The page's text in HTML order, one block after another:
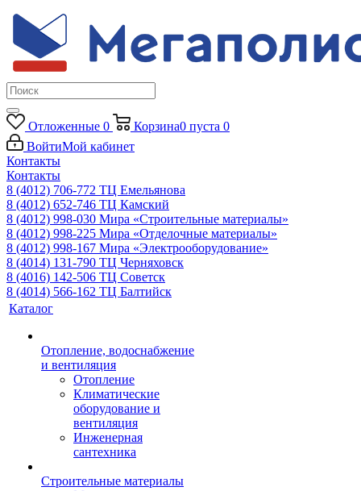
Отложенные 0 Корзина0 пуста 0
ВойтиМой кабинет
Контакты
Контакты
8 (4012) 706-772 ТЦ Емельянова
8 (4012) 652-746 ТЦ Камский
8 (4012) 998-030 Мира «Строительные материалы»
8 (4012) 998-225 Мира «Отделочные материалы»
8 (4012) 998-167 Мира «Электрооборудование»
8 (4014) 131-790 ТЦ Черняховск
8 (4016) 142-506 ТЦ Советск
8 (4014) 566-162 ТЦ Балтийск
Каталог
Отопление, водоснабжение
и вентиляция
Отопление
Климатические
оборудование и
вентиляция
Инженерная
сантехника
Строительные материалы